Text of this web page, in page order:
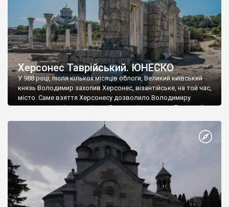
Херсонес Таврійський. ЮНЕСКО
У 988 році, після кількох місяців облоги, Великий київський
князь Володимир захопив Херсонес, візантійське, на той час,
місто. Саме взяття Херсонесу дозволило Володимиру
диктувати свої умови візантійському імператору Василю ІІ, та
Херсонесі Володимир-язичник, став Василем-християнином.
А потім було Хрещення Русі. На честь Херсонесу Таврійського